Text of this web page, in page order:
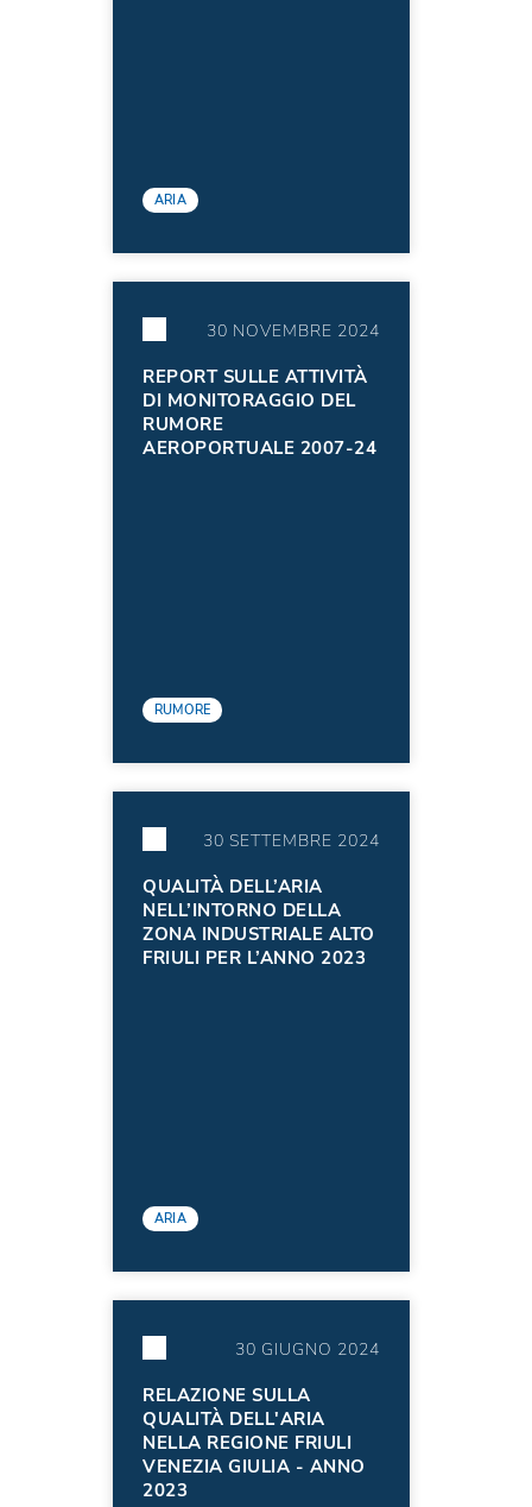
ARIA
30 NOVEMBRE 2024
REPORT SULLE ATTIVITÀ
DI MONITORAGGIO DEL
RUMORE
AEROPORTUALE 2007-24
RUMORE
30 SETTEMBRE 2024
QUALITÀ DELL’ARIA
NELL’INTORNO DELLA
ZONA INDUSTRIALE ALTO
FRIULI PER L’ANNO 2023
ARIA
30 GIUGNO 2024
RELAZIONE SULLA
QUALITÀ DELL'ARIA
NELLA REGIONE FRIULI
VENEZIA GIULIA - ANNO
2023